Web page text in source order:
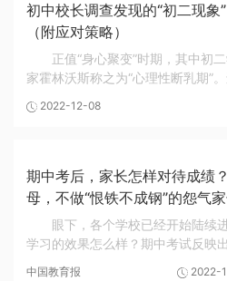
初中校长调查发现的“初二现象
（附应对策略）​
正值“身心聚变”时期，其中初
家霍林沃斯称之为“心理性断乳期”
中国教育科学研究院针对全国...
2022-12-08
期中考后，家长怎样对待成绩
母，不做“恨铁不成钢”的怨气
眼下，各个学校已经开始陆续
学习的效果怎么样？期中考试反映
中国教育报 2022-